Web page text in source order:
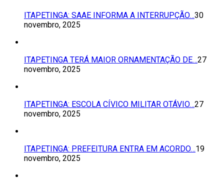
ITAPETINGA: SAAE INFORMA A INTERRUPÇÃO…30
novembro, 2025
ITAPETINGA TERÁ MAIOR ORNAMENTAÇÃO DE…27
novembro, 2025
ITAPETINGA: ESCOLA CÍVICO MILITAR OTÁVIO…27
novembro, 2025
ITAPETINGA: PREFEITURA ENTRA EM ACORDO…19
novembro, 2025